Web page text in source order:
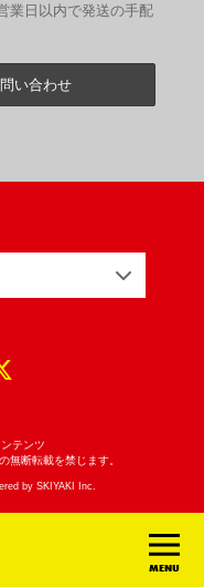
MENU
業日以内で発送の手配
い合わせ
テンツ
無断転載を禁じます。
by SKIYAKI Inc.